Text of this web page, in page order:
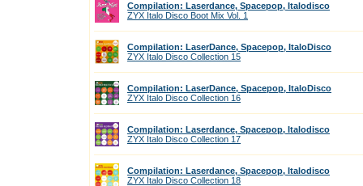
Compilation: Laserdance, Spacepop, Italodisco
ZYX Italo Disco Boot Mix Vol. 1
Compilation: LaserDance, Spacepop, ItaloDisco
ZYX Italo Disco Collection 15
Compilation: LaserDance, Spacepop, ItaloDisco
ZYX Italo Disco Collection 16
Compilation: Laserdance, Spacepop, Italodisco
ZYX Italo Disco Collection 17
Compilation: Laserdance, Spacepop, Italodisco
ZYX Italo Disco Collection 18